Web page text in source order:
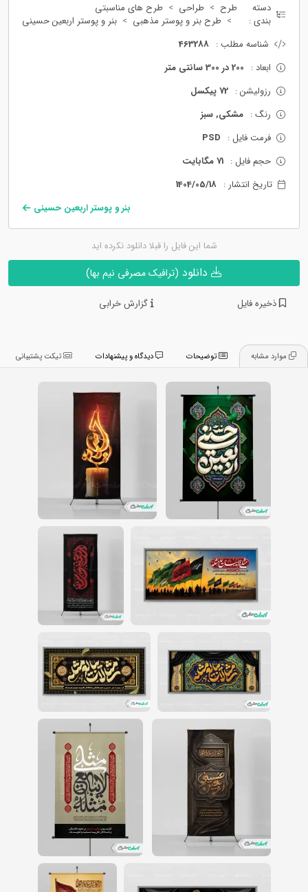
دسته
بندی :
طرح طراحی
طرح های مناسبتی
طرح بنر و پوستر مذهبی
بنر و پوستر اربعین حسینی
شناسه مطلب : 463288
ابعاد : 200 در 300 سانتی متر
رزولیشن : 72 پیکسل
رنگ : مشکی, سبز
فرمت فایل : PSD
حجم فایل : 71 مگابایت
تاریخ انتشار : 1404/05/18
بنر و پوستر اربعین حسینی
شما این فایل را قبلا دانلود نکرده اید
(ترافیک مصرفی نیم بها)
ذخیره فایل گزارش خرابی
توضیحات تیکت پشتیبانی